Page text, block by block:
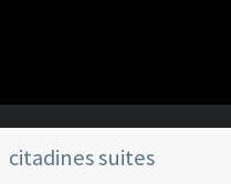
citadines suites